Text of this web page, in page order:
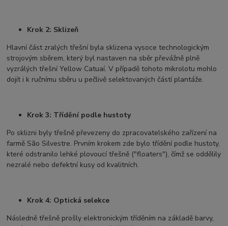
Krok 2: Sklizeň
Hlavní část zralých třešní byla sklizena vysoce technologickým
strojovým sběrem, který byl nastaven na sběr převážně plně
vyzrálých třešní Yellow Catuaí. V případě tohoto mikrolotu mohlo
dojít i k ručnímu sběru u pečlivě selektovaných částí plantáže.
Krok 3: Třídění podle hustoty
Po sklizni byly třešně převezeny do zpracovatelského zařízení na
farmě São Silvestre. Prvním krokem zde bylo třídění podle hustoty,
které odstranilo lehké plovoucí třešně ("floaters"), čímž se oddělily
nezralé nebo defektní kusy od kvalitních.
Krok 4: Optická selekce
Následně třešně prošly elektronickým tříděním na základě barvy,